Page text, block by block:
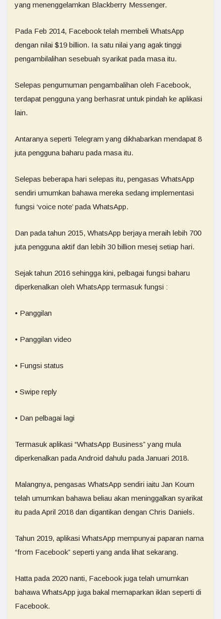
yang menenggelamkan Blackberry Messenger.
Pada Feb 2014, Facebook telah membeli WhatsApp
dengan nilai $19 billion. Ia satu nilai yang agak tinggi
pengambilalihan sesebuah syarikat pada masa itu.
Selepas pengumuman pengambalihan oleh Facebook,
terdapat pengguna yang berhasrat untuk pindah ke aplikasi
lain.
Antaranya seperti Telegram yang dikhabarkan mendapat 8
juta pengguna baharu pada masa itu.
Selepas beberapa hari selepas itu, pengasas WhatsApp
sendiri umumkan bahawa mereka sedang implementasi
fungsi ‘voice note’ pada WhatsApp.
Dan pada tahun 2015, WhatsApp berjaya meraih lebih 700
juta pengguna aktif dan lebih 30 billion mesej setiap hari.
Sejak tahun 2016 sehingga kini, pelbagai fungsi baharu
diperkenalkan oleh WhatsApp termasuk fungsi :
• Panggilan
• Panggilan video
• Fungsi status
• Swipe reply
• Dan pelbagai lagi
Termasuk aplikasi “WhatsApp Business” yang mula
diperkenalkan pada Android dahulu pada Januari 2018.
Malangnya, pengasas WhatsApp sendiri iaitu Jan Koum
telah umumkan bahawa beliau akan meninggalkan syarikat
itu pada April 2018 dan digantikan dengan Chris Daniels.
Tahun 2019, aplikasi WhatsApp mempunyai paparan nama
“from Facebook” seperti yang anda lihat sekarang.
Hatta pada 2020 nanti, Facebook juga telah umumkan
bahawa WhatsApp juga bakal memaparkan iklan seperti di
Facebook.